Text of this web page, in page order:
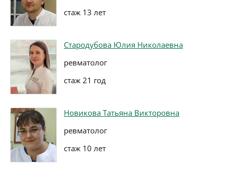
стаж 13 лет
Стародубова Юлия Николаевна
ревматолог
стаж 21 год
Новикова Татьяна Викторовна
ревматолог
стаж 10 лет